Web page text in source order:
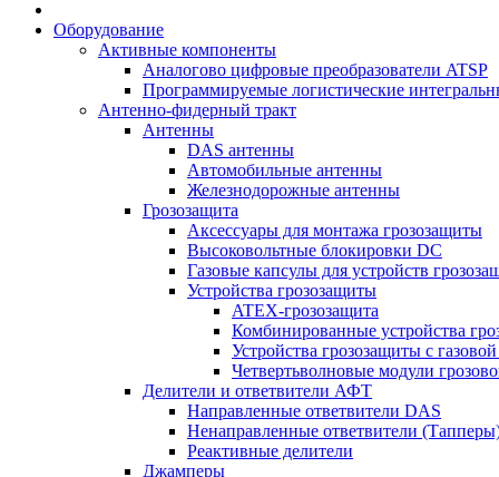
Оборудование
Активные компоненты
Аналогово цифровые преобразователи ATSP
Программируемые логистические
Антенно-фидерный тракт
Антенны
DAS антенны
Автомобильные антенны
Железнодорожные антенны
Грозозащита
Аксессуары для монтажа грозозащиты
Высоковольтные блокировки DC
Газовые капсулы для устройств
Устройства грозозащиты
ATEX-грозозащита
Комбинированные устройства
Устройства грозозащиты с
Четвертьволновые модули
Делители и ответвители АФТ
Направленные ответвители DAS
Ненаправленные ответвители
Реактивные делители
Джамперы